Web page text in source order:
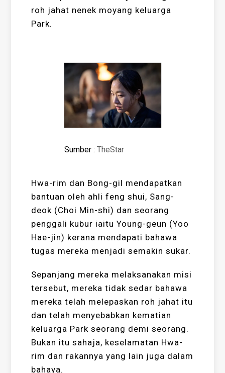
roh jahat nenek moyang keluarga
Park.
Sumber : TheStar
Hwa-rim dan Bong-gil mendapatkan
bantuan oleh ahli feng shui, Sang-
deok (Choi Min-shi) dan seorang
penggali kubur iaitu Young-geun (Yoo
Hae-jin) kerana mendapati bahawa
tugas mereka menjadi semakin sukar.
Sepanjang mereka melaksanakan misi
tersebut, mereka tidak sedar bahawa
mereka telah melepaskan roh jahat itu
dan telah menyebabkan kematian
keluarga Park seorang demi seorang.
Bukan itu sahaja, keselamatan Hwa-
rim dan rakannya yang lain juga dalam
bahaya.